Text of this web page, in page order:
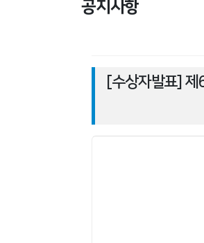
공지사항
[수상자발표] 제